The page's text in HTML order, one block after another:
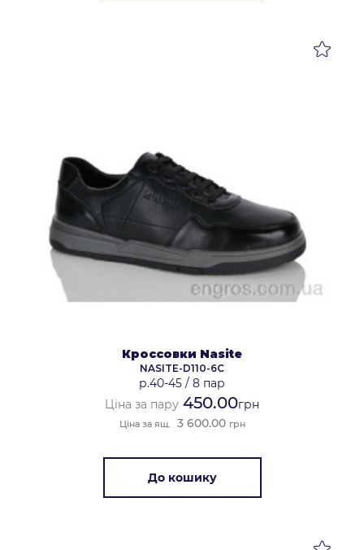
Кроссовки Nasite
NASITE-D110-6C
р.40-45 / 8 пар
Ціна за пару 450.00грн
Ціна за ящ. 3 600.00 грн
До кошику